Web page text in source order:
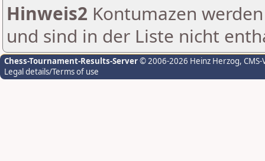
Hinweis2 Kontumazen
und sind in der Liste nicht
Chess-Tournament-Results-Server© 2006-2026 Heinz Herzog,
Legal details/Terms of use